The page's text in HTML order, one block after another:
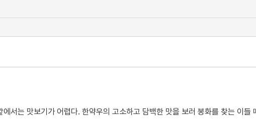
서는 맛보기가 어렵다. 한약우의 고소하고 담백한 맛을 보러 봉화를 찾는 이들